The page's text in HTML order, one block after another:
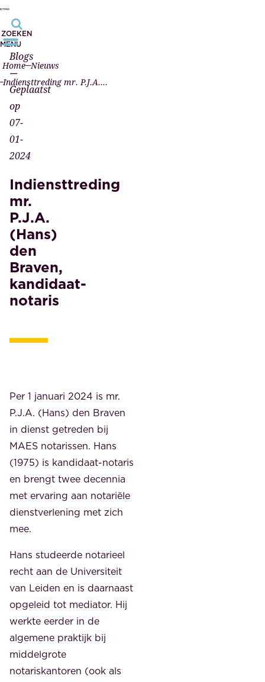
ZOEKEN
MENU
Home Nieuws
Indiensttreding mr. P.J.A. (Hans) den Braven, kandidaat-notaris
Blogs
—
Geplaatst
op
07-
01-
2024
Indiensttreding
mr.
P.J.A.
(Hans)
den
Braven,
kandidaat-
notaris
Per 1 januari 2024 is mr.
P.J.A. (Hans) den Braven
in dienst getreden bij
MAES notarissen. Hans
(1975) is kandidaat-notaris
en brengt twee decennia
met ervaring aan notariële
dienstverlening met zich
mee.
Hans studeerde notarieel
recht aan de Universiteit
van Leiden en is daarnaast
opgeleid tot mediator. Hij
werkte eerder in de
algemene praktijk bij
middelgrote
notariskantoren (ook als